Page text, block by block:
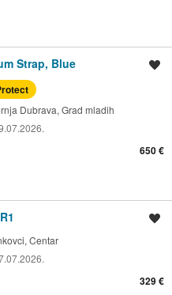
Strap, Blue
Dubrava, Grad mladih
650 €
Centar
329 €